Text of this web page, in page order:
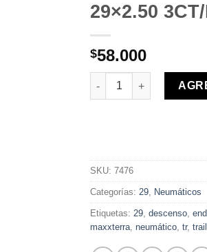
29×2.50
$58.000
Maxxis High Roller II
SKU:7476
Categorías: 29 Neumáticos
Etiquetas: 29 ,descenso ,
maxxterra ,neumático ,tr,trail